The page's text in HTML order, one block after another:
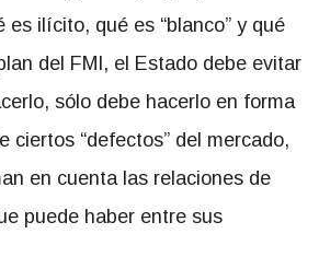
es ilícito, qué es “blanco” y qué
del FMI, el Estado debe evitar
sólo debe hacerlo en forma
ciertos “defectos” del mercado,
en cuenta las relaciones de
puede haber entre sus